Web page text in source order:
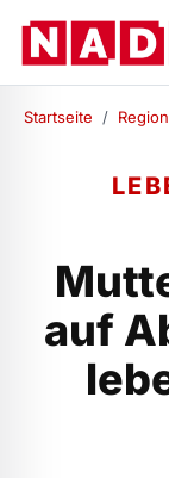
Startseite /
auf